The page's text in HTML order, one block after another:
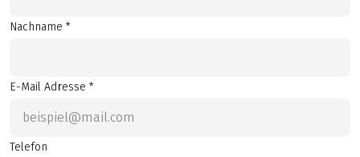
Nachname *
E-Mail Adresse *
Telefon